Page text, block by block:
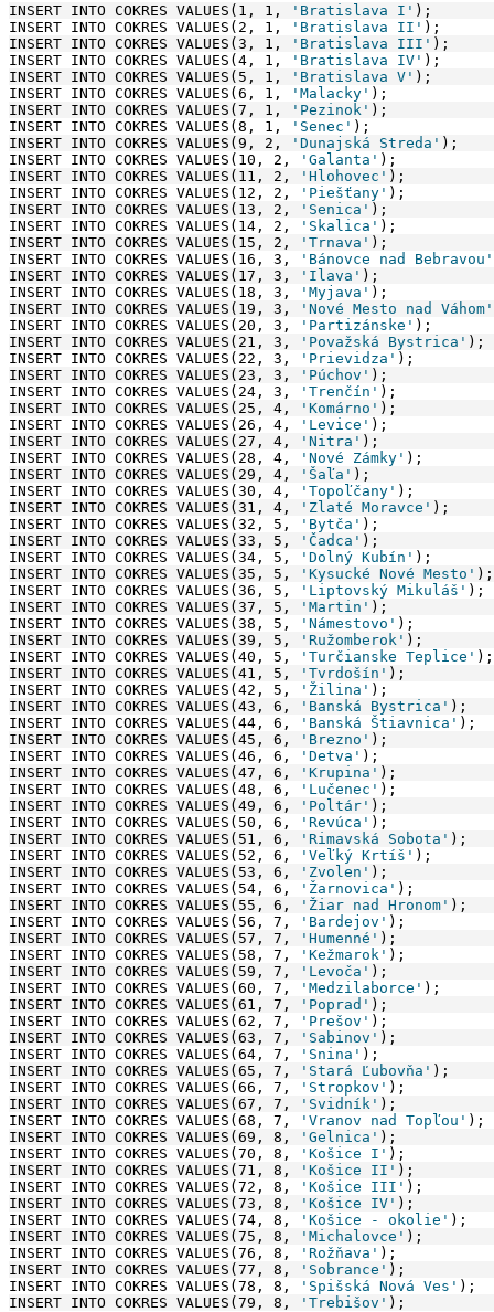
INSERT INTO COKRES VALUES(1, 1,
'Bratislava I' );
INSERT INTO COKRES VALUES(2, 1,
'Bratislava II' );
INSERT INTO COKRES VALUES(3, 1,
'Bratislava III' );
INSERT INTO COKRES VALUES(4, 1,
'Bratislava IV' );
INSERT INTO COKRES VALUES(5, 1,
'Bratislava V' );
INSERT INTO COKRES VALUES(6, 1,
'Malacky' );
INSERT INTO COKRES VALUES(7, 1,
'Pezinok' );
INSERT INTO COKRES VALUES(8, 1,
'Senec' );
INSERT INTO COKRES VALUES(9, 2,
'Dunajská Streda' );
INSERT INTO COKRES VALUES(10, 2,
'Galanta' );
INSERT INTO COKRES VALUES(11, 2,
'Hlohovec' );
INSERT INTO COKRES VALUES(12, 2,
'Piešťany' );
INSERT INTO COKRES VALUES(13, 2,
'Senica' );
INSERT INTO COKRES VALUES(14, 2,
'Skalica' );
INSERT INTO COKRES VALUES(15, 2,
'Trnava' );
INSERT INTO COKRES VALUES(16, 3,
'Bánovce nad Bebravou'
INSERT INTO COKRES VALUES(17, 3,
'Ilava' );
INSERT INTO COKRES VALUES(18, 3,
'Myjava' );
INSERT INTO COKRES VALUES(19, 3,
'Nové Mesto nad Váhom'
INSERT INTO COKRES VALUES(20, 3,
'Partizánske' );
INSERT INTO COKRES VALUES(21, 3,
'Považská Bystrica' );
INSERT INTO COKRES VALUES(22, 3,
'Prievidza' );
INSERT INTO COKRES VALUES(23, 3,
'Púchov' );
INSERT INTO COKRES VALUES(24, 3,
'Trenčín' );
INSERT INTO COKRES VALUES(25, 4,
'Komárno' );
INSERT INTO COKRES VALUES(26, 4,
'Levice' );
INSERT INTO COKRES VALUES(27, 4,
'Nitra' );
INSERT INTO COKRES VALUES(28, 4,
'Nové Zámky' );
INSERT INTO COKRES VALUES(29, 4,
'Šaľa' );
INSERT INTO COKRES VALUES(30, 4,
'Topoľčany' );
INSERT INTO COKRES VALUES(31, 4,
'Zlaté Moravce' );
INSERT INTO COKRES VALUES(32, 5,
'Bytča' );
INSERT INTO COKRES VALUES(33, 5,
'Čadca' );
INSERT INTO COKRES VALUES(34, 5,
'Dolný Kubín' );
INSERT INTO COKRES VALUES(35, 5,
'Kysucké Nové Mesto' );
INSERT INTO COKRES VALUES(36, 5,
'Liptovský Mikuláš' );
INSERT INTO COKRES VALUES(37, 5,
'Martin' );
INSERT INTO COKRES VALUES(38, 5,
'Námestovo' );
INSERT INTO COKRES VALUES(39, 5,
'Ružomberok' );
INSERT INTO COKRES VALUES(40, 5,
'Turčianske Teplice' );
INSERT INTO COKRES VALUES(41, 5,
'Tvrdošín' );
INSERT INTO COKRES VALUES(42, 5,
'Žilina' );
INSERT INTO COKRES VALUES(43, 6,
'Banská Bystrica' );
INSERT INTO COKRES VALUES(44, 6,
'Banská Štiavnica' );
INSERT INTO COKRES VALUES(45, 6,
'Brezno' );
INSERT INTO COKRES VALUES(46, 6,
'Detva' );
INSERT INTO COKRES VALUES(47, 6,
'Krupina' );
INSERT INTO COKRES VALUES(48, 6,
'Lučenec' );
INSERT INTO COKRES VALUES(49, 6,
'Poltár' );
INSERT INTO COKRES VALUES(50, 6,
'Revúca' );
INSERT INTO COKRES VALUES(51, 6,
'Rimavská Sobota' );
INSERT INTO COKRES VALUES(52, 6,
'Veľký Krtíš' );
INSERT INTO COKRES VALUES(53, 6,
'Zvolen' );
INSERT INTO COKRES VALUES(54, 6,
'Žarnovica' );
INSERT INTO COKRES VALUES(55, 6,
'Žiar nad Hronom' );
INSERT INTO COKRES VALUES(56, 7,
'Bardejov' );
INSERT INTO COKRES VALUES(57, 7,
'Humenné' );
INSERT INTO COKRES VALUES(58, 7,
'Kežmarok' );
INSERT INTO COKRES VALUES(59, 7,
'Levoča' );
INSERT INTO COKRES VALUES(60, 7,
'Medzilaborce' );
INSERT INTO COKRES VALUES(61, 7,
'Poprad' );
INSERT INTO COKRES VALUES(62, 7,
'Prešov' );
INSERT INTO COKRES VALUES(63, 7,
'Sabinov' );
INSERT INTO COKRES VALUES(64, 7,
'Snina' );
INSERT INTO COKRES VALUES(65, 7,
'Stará Ľubovňa' );
INSERT INTO COKRES VALUES(66, 7,
'Stropkov' );
INSERT INTO COKRES VALUES(67, 7,
'Svidník' );
INSERT INTO COKRES VALUES(68, 7,
'Vranov nad Topľou' );
INSERT INTO COKRES VALUES(69, 8,
'Gelnica' );
INSERT INTO COKRES VALUES(70, 8,
'Košice I' );
INSERT INTO COKRES VALUES(71, 8,
'Košice II' );
INSERT INTO COKRES VALUES(72, 8,
'Košice III' );
INSERT INTO COKRES VALUES(73, 8,
'Košice IV' );
INSERT INTO COKRES VALUES(74, 8,
'Košice - okolie' );
INSERT INTO COKRES VALUES(75, 8,
'Michalovce' );
INSERT INTO COKRES VALUES(76, 8,
'Rožňava' );
INSERT INTO COKRES VALUES(77, 8,
'Sobrance' );
INSERT INTO COKRES VALUES(78, 8,
'Spišská Nová Ves' );
INSERT INTO COKRES VALUES(79, 8,
'Trebišov' );